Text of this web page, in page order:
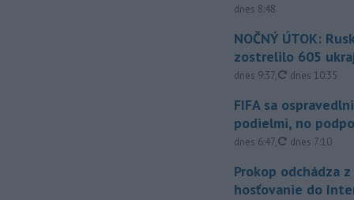
dnes 8:48
NOČNÝ ÚTOK:
zostrelilo 605
dnes 9:37, aktualizované
dnes 10:35
FIFA sa
podielmi, no
dnes 6:47, aktualizované
dnes 7:10
Prokop odchádza
hosťovanie do